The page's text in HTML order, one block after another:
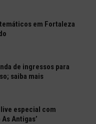
em Fortaleza
de ingressos para
saiba mais
especial com
Antigas’